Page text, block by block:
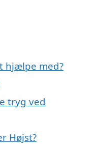
hjælpe med?
tryg ved
Højst?